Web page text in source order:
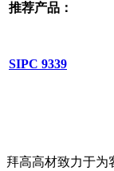
推荐产品：
SIPC 9339
拜高高材致力于为